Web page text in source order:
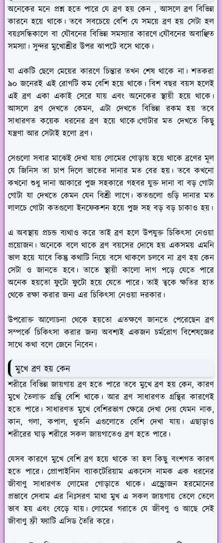
অনেকের মনে প্রশ্ন হতে পারে যে ব্রণ হয় কেন , আসলে ব্রণ বিভিন্ন
কারনে হয়ে থাকে। তবে সবচেয়ে বেশি যে সময়ে ব্রণ হয় সেটা হল
বয়ঃসন্ধিকালে বা যৌবনের বিভিন্ন সমস্যার কারণে।যৌবনের অবাঞ্ছিত
সমস্যা। সুন্দর মুখোশ্রীর উপর ঝাপটে বসে থাকে।
যা একটি ছেলে মেয়ের কারণে চিন্তার তখন শেষ থাকে না। শতকরা
৯০ জনেরই এই রোগটি কম বেশি হয়ে থাকে। বিশ বছর বয়স হলেই
এই ব্রণ একা একাই সেরে যায় এবং অনেকের স্থায়ী হয়ে থাকে।
আসলে ব্রণ দেখতে কেমন, এটা দেখতে বিভিন্ন রকম হয় তবে
সাধারণত কয়েক ধরনের ব্রণ হয়ে থাকে।গোটার মত দেখতে কিছু
যন্ত্রণা আর সেটাই হলো ব্রণ।
সেগুলো সবার মাঝেই দেখা যায় লোমের গোড়ায় হয়ে থাকে ব্রণের মূল
যে জিনিস তা চাপ দিলে ভাতের দানার মত বের হয়। তবে কখনো
কখনো শুধু দানা আকারে পুজ সহকারে গহবর যুক্ত দানা বা বড় গোটা
গোটা যা দেখতে কেমন যেন বিশ্রী লাগে। কতগুলো গুড়ি দানার মত
লালচে গোটা কতগুলো ইনফেকশন হয়ে পুজ সহ বড় বড় চাকাও হয়।
এ অবস্থায় প্রচন্ড ব্যথাও করে তাই ব্রণ হলে উপযুক্ত চিকিৎসা নেওয়া
প্রয়োজন। অনেকে বলে থাকে ব্রণ বয়সের দোষে হয় একসময় এমনি
ভাল হয়ে যাবে কিন্তু কথাটি নিয়ে বসে থাকলে চলবে না ব্রণ হয় কেন
সেটা ও জানতে হবে। তাতে স্থায়ী কালো দাগ পড়ে যেতে পারে
অনেক হয়তো ফুটো ফুটো হয়ে যেতে পারে। তাই ত্বকে ক্ষতির হাত
থেকে রক্ষা করার জন্য এর চিকিৎসা নেওয়া দরকার।
উপরোক্ত আলোচনা থেকে হয়তো এতক্ষণে জানতে পেরেছেন ব্রণ
সম্পর্কে চিকিৎসা করার জন্য অবশ্যই একজন চর্মরোগ বিশেষজ্ঞের
সাথে কথা বলে জেনে নিবেন।
মুখে ব্রণ হয় কেন
শরীরে বিভিন্ন জায়গায় ব্রণ হতে পারে তবে মুখে ব্রণ হয় কেন, কারণ
মুখে তৈলাক্ত গ্রন্থি বেশি থাকে। আর ব্রণ সাধারণত গ্রন্থির কারণেই
হতে পারে। সাধারণত মুখে বেশিরভাগ ক্ষেত্রে দেখা দেয় যেমন নাক,
কান, গলা, কপাল, থুতনি এগুলোতে বেশি দেখা যায়। এছাড়াও
শরীরের ঘাড় শরীরে সকল জায়গাতেও ব্রণ হতে পারে।
যেসব কারণে মুখে বেশি ব্রণ হয়ে থাকে তা হল কিছু বংশগত কারণ
হতে পারে। প্রোপাইনিন ব্যাকটেরিয়াম একনেস নামক এক ধরনের
জীবাণু সাধারণত লোমের গোড়াতে থাকে। এন্ড্রোজন হরমোনের
প্রভাবে সেবাম এর নিঃসরণ মাথা মুখ এ সকল জায়গায় তেলে তেলে
ভাব হয় এবং বেড়ে যায়। লোমের গরাতে যে জীবণু ও আছে সেই
জীবাণু ফ্রী ফ্যাটি এসিড তৈরি করে।